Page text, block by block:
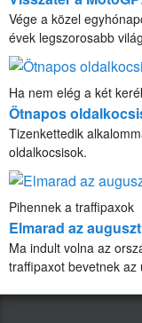
Vége a közel
évek legszorosabb
Ha nem elég a két
Ötnapos
Tizenkettedik
oldalkocsisok.
Pihennek a traffipaxok
Elmarad az
Ma indult volna az
traffipaxot bevetnek az